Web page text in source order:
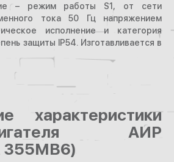
– режим работы S1, от сети
тока 50 Гц напряжением
исполнение и категория
защиты IP54. Изготавливается в
характеристики
АИР